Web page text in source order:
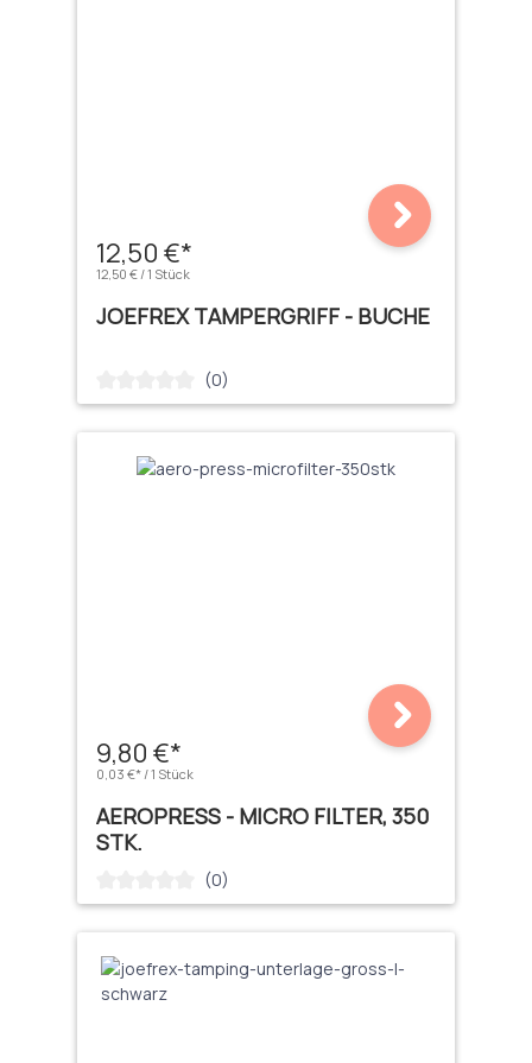
12,50 €*
12,50 € / 1 Stück
JOEFREX TAMPERGRIFF - BUCHE
Durchschnittliche Bewertung von 0 von 5 Sternen
(0)
9,80 €*
0,03 €* / 1 Stück
AEROPRESS - MICRO FILTER, 350
STK.
Durchschnittliche Bewertung von 0 von 5 Sternen
(0)